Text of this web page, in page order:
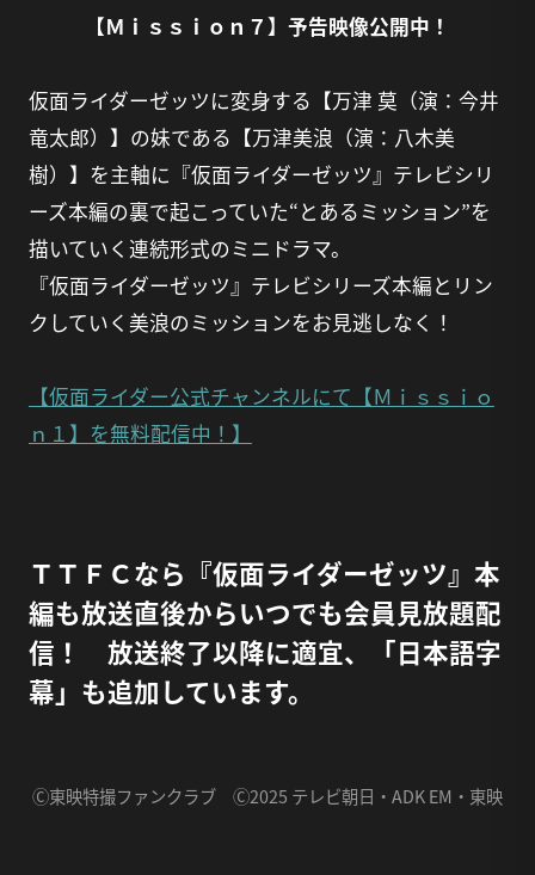
【Ｍｉｓｓｉｏｎ７】予告映像公開中！
仮面ライダーゼッツに変身する【万津 莫（演：今井
竜太郎）】の妹である【万津美浪（演：八木美
樹）】を主軸に『仮面ライダーゼッツ』テレビシリ
ーズ本編の裏で起こっていた“とあるミッション”を
描いていく連続形式のミニドラマ。
『仮面ライダーゼッツ』テレビシリーズ本編とリン
クしていく美浪のミッションをお見逃しなく！
【仮面ライダー公式チャンネルにて【Ｍｉｓｓｉｏ
ｎ１】を無料配信中！】
ＴＴＦＣなら『仮面ライダーゼッツ』本
編も放送直後からいつでも会員見放題配
信！ 放送終了以降に適宜、「日本語字
幕」も追加しています。
Ⓒ東映特撮ファンクラブ Ⓒ2025 テレビ朝日・ADK EM・東映